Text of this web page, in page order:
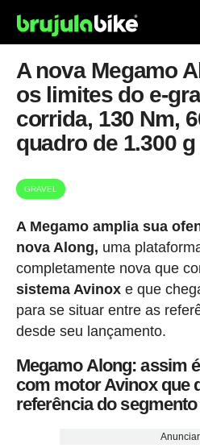
A nova Megamo
os limites do e-
corrida, 130 Nm,
quadro de 1.300 g
GRAVEL
A Megamo amplia sua
nova Along, uma
completamente nova que
sistema Avinoxe que
para se situar entre as
desde seu lançamento.
Megamo Along: assim
com motor Avinox que
referência do segmento
Anunciar